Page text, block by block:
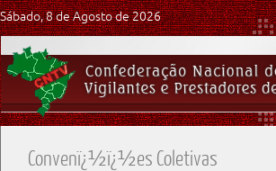
Sábado, 8 de Agosto de 2026
Convenï¿½ï¿½es Coletivas